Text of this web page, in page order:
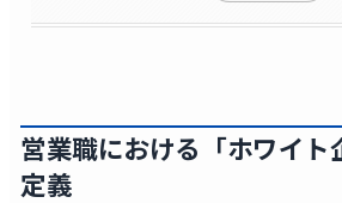
営業職における「ホワイト
定義